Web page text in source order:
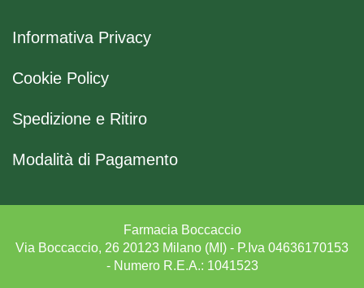
Informativa Privacy
Cookie Policy
Spedizione e Ritiro
Modalità di Pagamento
Farmacia Boccaccio
Via Boccaccio, 26 20123 Milano (MI) - P.Iva 04636170153
- Numero R.E.A.: 1041523